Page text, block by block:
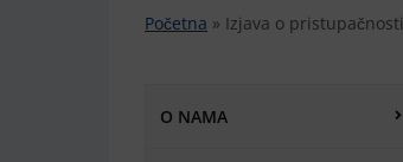
Početna » Izjava o pristupačnosti
O NAMA